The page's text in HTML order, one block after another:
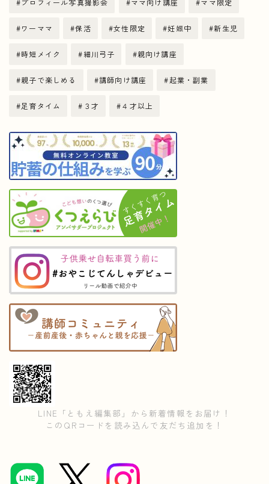
ワーママ 保活 女性限定 妊娠中 新生児
時短メイク 細川弓子 親向け講座
親子で楽しめる 講師向け講座 起業・副業
足育タイム ３才 ４才以上
LINE「ともえ編集部」から新着情報をお届け！
このQRコードを読み込んで友だち追加を！